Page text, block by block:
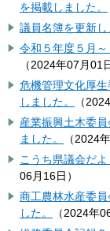
を掲載しました。
議員名簿を更新し
令和５年度５月～
（2024年07月01
危機管理文化厚
しました。
（
産業振興土木委
ました。
（2024
こうち県議会だ
06月16日 ）
商工農林水産委
した。
（2024年